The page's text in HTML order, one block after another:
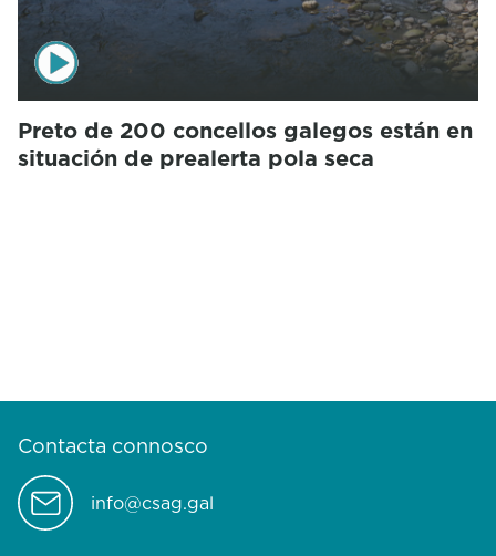
Preto de 200 concellos galegos están en
situación de prealerta pola seca
Contacta connosco
info@csag.gal